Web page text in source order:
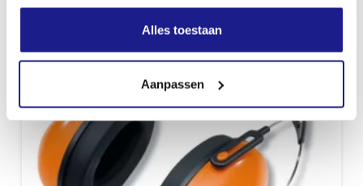
Alles toestaan
Aanpassen